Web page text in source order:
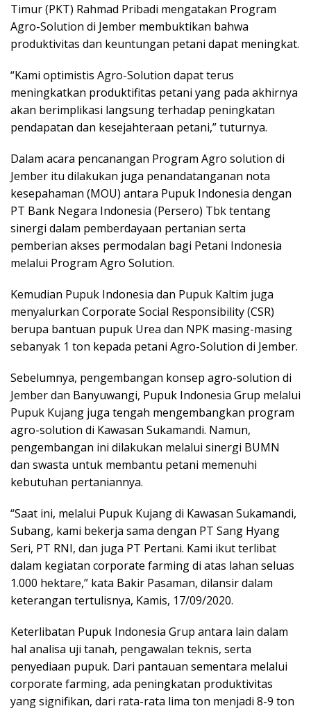
Timur (PKT) Rahmad Pribadi mengatakan Program
Agro-Solution di Jember membuktikan bahwa
produktivitas dan keuntungan petani dapat meningkat.
“Kami optimistis Agro-Solution dapat terus
meningkatkan produktifitas petani yang pada akhirnya
akan berimplikasi langsung terhadap peningkatan
pendapatan dan kesejahteraan petani,” tuturnya.
Dalam acara pencanangan Program Agro solution di
Jember itu dilakukan juga penandatanganan nota
kesepahaman (MOU) antara Pupuk Indonesia dengan
PT Bank Negara Indonesia (Persero) Tbk tentang
sinergi dalam pemberdayaan pertanian serta
pemberian akses permodalan bagi Petani Indonesia
melalui Program Agro Solution.
Kemudian Pupuk Indonesia dan Pupuk Kaltim juga
menyalurkan Corporate Social Responsibility (CSR)
berupa bantuan pupuk Urea dan NPK masing-masing
sebanyak 1 ton kepada petani Agro-Solution di Jember.
Sebelumnya, pengembangan konsep agro-solution di
Jember dan Banyuwangi, Pupuk Indonesia Grup melalui
Pupuk Kujang juga tengah mengembangkan program
agro-solution di Kawasan Sukamandi. Namun,
pengembangan ini dilakukan melalui sinergi BUMN
dan swasta untuk membantu petani memenuhi
kebutuhan pertaniannya.
“Saat ini, melalui Pupuk Kujang di Kawasan Sukamandi,
Subang, kami bekerja sama dengan PT Sang Hyang
Seri, PT RNI, dan juga PT Pertani. Kami ikut terlibat
dalam kegiatan corporate farming di atas lahan seluas
1.000 hektare,” kata Bakir Pasaman, dilansir dalam
keterangan tertulisnya, Kamis, 17/09/2020.
Keterlibatan Pupuk Indonesia Grup antara lain dalam
hal analisa uji tanah, pengawalan teknis, serta
penyediaan pupuk. Dari pantauan sementara melalui
corporate farming, ada peningkatan produktivitas
yang signifikan, dari rata-rata lima ton menjadi 8-9 ton